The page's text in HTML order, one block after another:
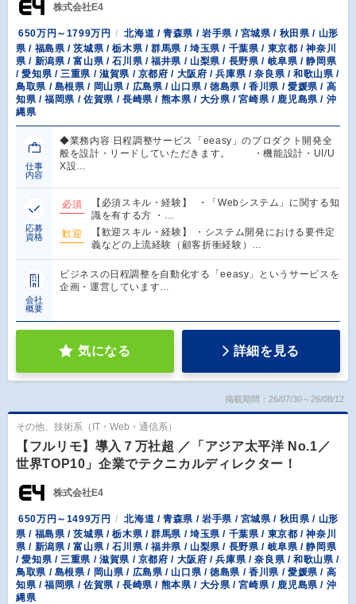
株式会社E4
650万円～1799万円
北海道 / 青森県 / 岩手県 / 宮城県 / 秋田県 / 山形
県 / 福島県 / 茨城県 / 栃木県 / 群馬県 / 埼玉県 / 千葉県 / 東京都 / 神奈川
県 / 新潟県 / 富山県 / 石川県 / 福井県 / 山梨県 / 長野県 / 岐阜県 / 静岡県
/ 愛知県 / 三重県 / 滋賀県 / 京都府 / 大阪府 / 兵庫県 / 奈良県 / 和歌山県 /
鳥取県 / 島根県 / 岡山県 / 広島県 / 山口県 / 徳島県 / 香川県 / 愛媛県 / 高
知県 / 福岡県 / 佐賀県 / 長崎県 / 熊本県 / 大分県 / 宮崎県 / 鹿児島県 / 沖
縄県
仕事
内容
◆業務内容 日程調整サービス「eeasy」のプロダクト開発全
般を設計・リードしていただきます。 ・機能設計・UI/U
X設…
応募
資格
必須
【必須スキル・経験】 ・「Webシステム」に関する知
識を有する方 ・…
歓迎
【歓迎スキル・経験】 ・システム開発における要件定
義などの上流経験（顧客折衝経験）…
会社
概要
ビジネスの日程調整を自動化する「eeasy」というサービスを
企画・運営しています…
気になる 詳細を見る
掲載期間：26/07/30～26/08/12
その他、技術系（IT・Web・通信系）
【フルリモ】導入７万社超 ／「アジア太平洋 No.1／
世界TOP10」企業でテクニカルディレクター！
株式会社E4
650万円～1499万円
北海道 / 青森県 / 岩手県 / 宮城県 / 秋田県 / 山形
県 / 福島県 / 茨城県 / 栃木県 / 群馬県 / 埼玉県 / 千葉県 / 東京都 / 神奈川
県 / 新潟県 / 富山県 / 石川県 / 福井県 / 山梨県 / 長野県 / 岐阜県 / 静岡県
/ 愛知県 / 三重県 / 滋賀県 / 京都府 / 大阪府 / 兵庫県 / 奈良県 / 和歌山県 /
鳥取県 / 島根県 / 岡山県 / 広島県 / 山口県 / 徳島県 / 香川県 / 愛媛県 / 高
知県 / 福岡県 / 佐賀県 / 長崎県 / 熊本県 / 大分県 / 宮崎県 / 鹿児島県 / 沖
縄県